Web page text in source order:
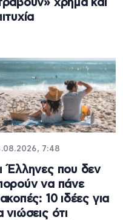
χρήμα και
7:48
Έλληνες που δεν
να πάνε
10 ιδέες για
νιώσεις ότι